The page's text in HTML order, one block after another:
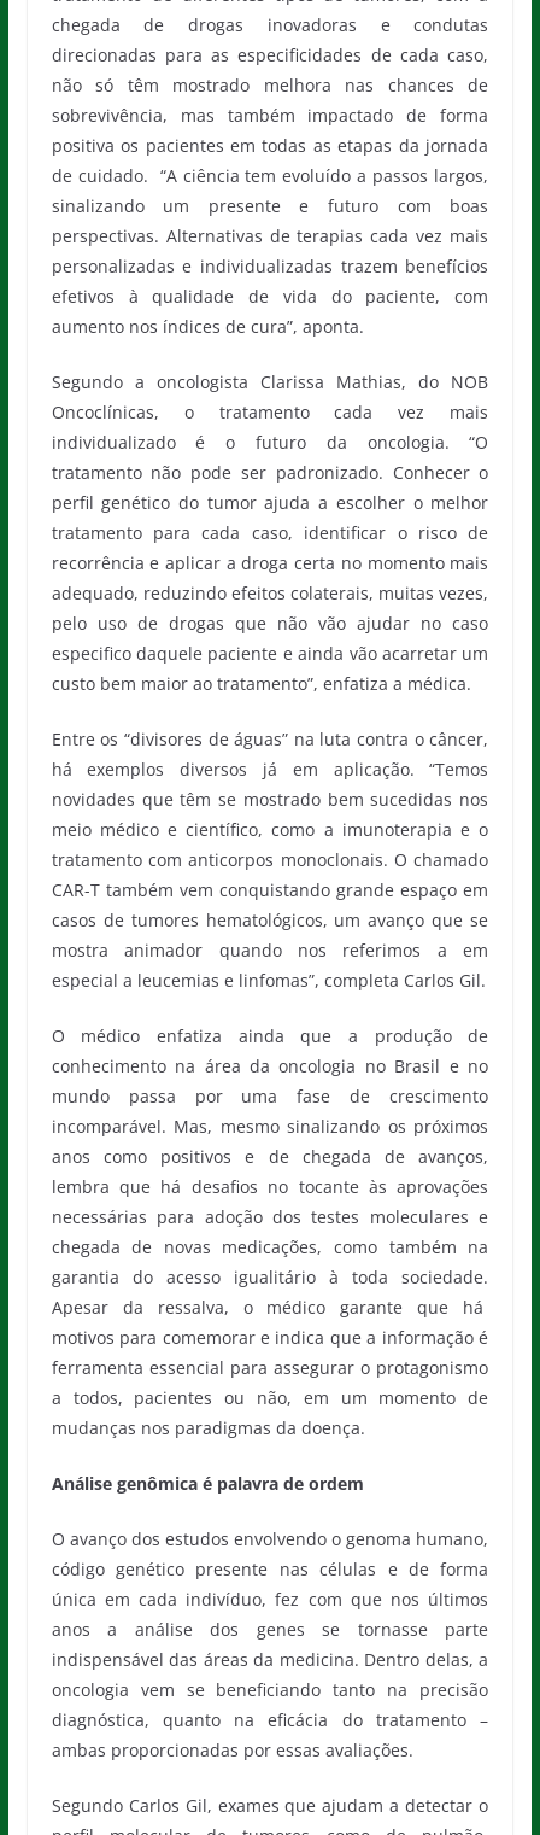
chegada de drogas inovadoras e condutas
direcionadas para as especificidades de cada caso,
não só têm mostrado melhora nas chances de
sobrevivência, mas também impactado de forma
positiva os pacientes em todas as etapas da jornada
de cuidado. “A ciência tem evoluído a passos largos,
sinalizando um presente e futuro com boas
perspectivas. Alternativas de terapias cada vez mais
personalizadas e individualizadas trazem benefícios
efetivos à qualidade de vida do paciente, com
aumento nos índices de cura”, aponta.
Segundo a oncologista Clarissa Mathias, do NOB
Oncoclínicas, o tratamento cada vez mais
individualizado é o futuro da oncologia. “O
tratamento não pode ser padronizado. Conhecer o
perfil genético do tumor ajuda a escolher o melhor
tratamento para cada caso, identificar o risco de
recorrência e aplicar a droga certa no momento mais
adequado, reduzindo efeitos colaterais, muitas vezes,
pelo uso de drogas que não vão ajudar no caso
especifico daquele paciente e ainda vão acarretar um
custo bem maior ao tratamento”, enfatiza a médica.
Entre os “divisores de águas” na luta contra o câncer,
há exemplos diversos já em aplicação. “Temos
novidades que têm se mostrado bem sucedidas nos
meio médico e científico, como a imunoterapia e o
tratamento com anticorpos monoclonais. O chamado
CAR-T também vem conquistando grande espaço em
casos de tumores hematológicos, um avanço que se
mostra animador quando nos referimos a em
especial a leucemias e linfomas”, completa Carlos Gil.
O médico enfatiza ainda que a produção de
conhecimento na área da oncologia no Brasil e no
mundo passa por uma fase de crescimento
incomparável. Mas, mesmo sinalizando os próximos
anos como positivos e de chegada de avanços,
lembra que há desafios no tocante às aprovações
necessárias para adoção dos testes moleculares e
chegada de novas medicações, como também na
garantia do acesso igualitário à toda sociedade.
Apesar da ressalva, o médico garante que há
motivos para comemorar e indica que a informação é
ferramenta essencial para assegurar o protagonismo
a todos, pacientes ou não, em um momento de
mudanças nos paradigmas da doença.
Análise genômica é palavra de ordem
O avanço dos estudos envolvendo o genoma humano,
código genético presente nas células e de forma
única em cada indivíduo, fez com que nos últimos
anos a análise dos genes se tornasse parte
indispensável das áreas da medicina. Dentro delas, a
oncologia vem se beneficiando tanto na precisão
diagnóstica, quanto na eficácia do tratamento –
ambas proporcionadas por essas avaliações.
Segundo Carlos Gil, exames que ajudam a detectar o